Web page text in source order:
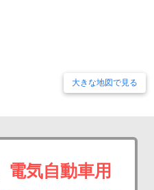
大きな地図で見る
電気自動車用